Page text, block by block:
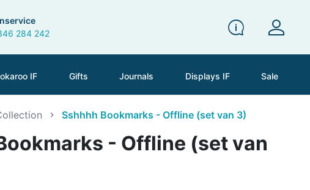
284 242
IF Gifts Journals Displays IF Sale
Sshhhh Bookmarks - Offline (set van 3)
- Offline (set van